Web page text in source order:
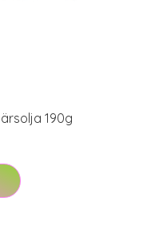
190g